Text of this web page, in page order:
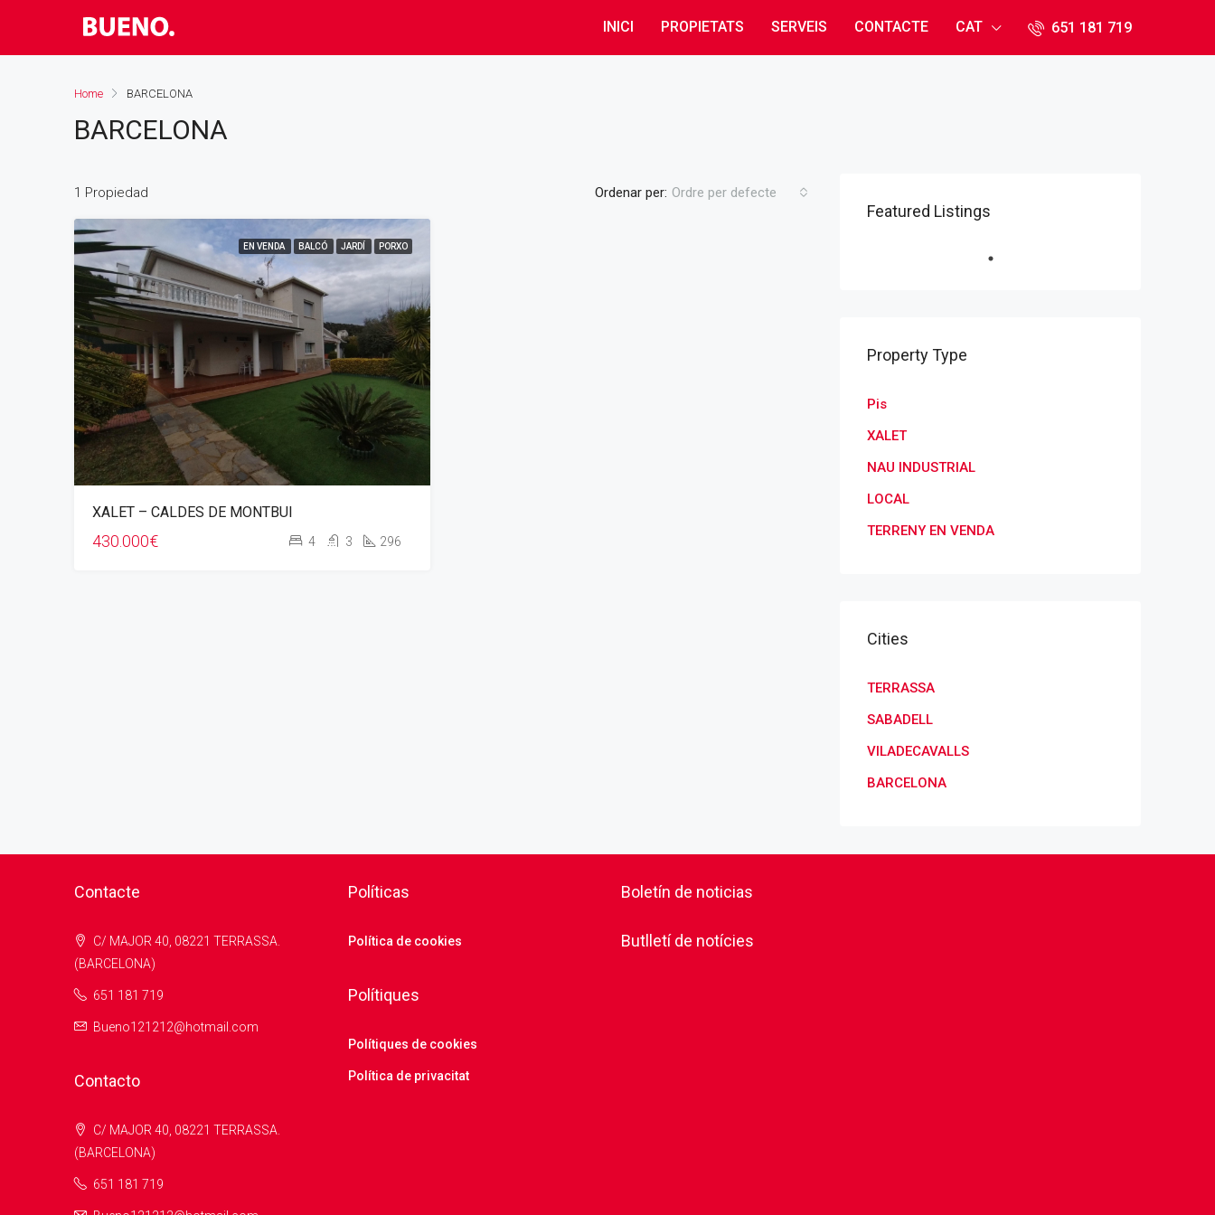
INICI PROPIETATS SERVEIS CONTACTE CAT 651 181 71​9
Home BARCELONA
BARCELONA
1 Propiedad Ordenar per: Ordre per defecte
EN VENDA BALCÓ JARDÍ PORXO
XALET – CALDES DE MONTBUI
430.000€ 4 3 296
Featured Listings
Property Type
Pis
XALET
NAU INDUSTRIAL
LOCAL
TERRENY EN VENDA
Cities
TERRASSA
SABADELL
VILADECAVALLS
BARCELONA
Contacte
C/ MAJOR 40, 08221 TERRASSA.
(BARCELONA)
651 181 719
Bueno121212@hotmail.com
Contacto
C/ MAJOR 40, 08221 TERRASSA.
(BARCELONA)
651 181 719
Políticas
Política de cookies
Polítiques
Polítiques de cookies
Política de privacitat
Boletín de noticias
Butlletí de notícies